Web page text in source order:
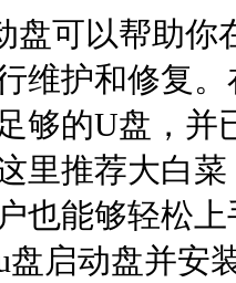
盘可以帮助你
维护和修复
够的U盘，并
里推荐大白
也能够轻松
盘启动盘并安